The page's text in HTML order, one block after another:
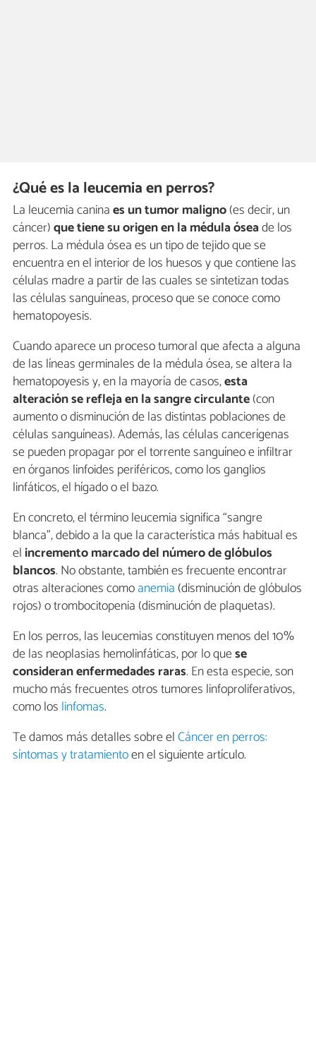
¿Qué es la leucemia en perros?
La leucemia caninaes un tumor maligno(es decir, un
cáncer)que tiene su origen en la médula óseade los
perros. La médula ósea es un tipo de tejido que se
encuentra en el interior de los huesos y que contiene las
células madre a partir de las cuales se sintetizan todas
las células sanguíneas, proceso que se conoce como
hematopoyesis.
Cuando aparece un proceso tumoral que afecta a alguna
de las líneas germinales de la médula ósea, se altera la
hematopoyesis y, en la mayoría de casos,esta
alteración se refleja en la sangre circulante(con
aumento o disminución de las distintas poblaciones de
células sanguíneas). Además, las células cancerígenas
se pueden propagar por el torrente sanguíneo e infiltrar
en órganos linfoides periféricos, como los ganglios
linfáticos, el hígado o el bazo.
En concreto, el término leucemia significa “sangre
blanca”, debido a la que la característica más habitual es
el incremento marcado del número de glóbulos
blancos. No obstante, también es frecuente encontrar
otras alteraciones comoanemia (disminución de glóbulos
rojos) o trombocitopenia (disminución de plaquetas).
En los perros, las leucemias constituyen menos del 10%
de las neoplasias hemolinfáticas, por lo quese
consideran enfermedades raras. En esta especie, son
mucho más frecuentes otros tumores linfoproliferativos,
como los linfomas.
Te damos más detalles sobre elCáncer en perros:
síntomas y tratamientoen el siguiente artículo.